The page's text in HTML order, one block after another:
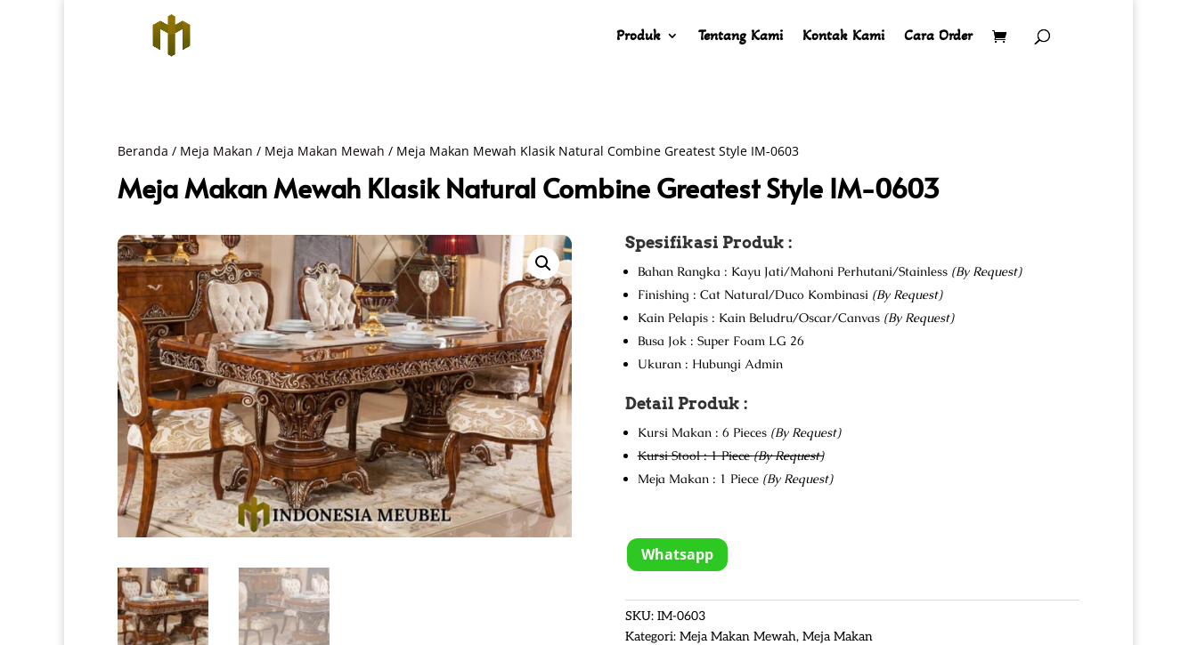
Produk Tentang Kami Kontak Kami Cara Order
Beranda / Meja Makan / Meja Makan Mewah / Meja Makan Mewah Klasik Natural Combine Greatest Style IM-0603
Meja Makan Mewah Klasik Natural Combine Greatest Style IM-0603
Spesifikasi Produk :
Bahan Rangka : Kayu Jati/Mahoni Perhutani/Stainless (By Request)
Finishing : Cat Natural/Duco Kombinasi (By Request)
Kain Pelapis : Kain Beludru/Oscar/Canvas (By Request)
Busa Jok : Super Foam LG 26
Ukuran : Hubungi Admin
Detail Produk :
Kursi Makan : 6 Pieces (By Request)
Kursi Stool : 1 Piece(By Request)
Meja Makan : 1 Piece (By Request)
Whatsapp
SKU: IM-0603
Kategori: Meja Makan Mewah, Meja Makan